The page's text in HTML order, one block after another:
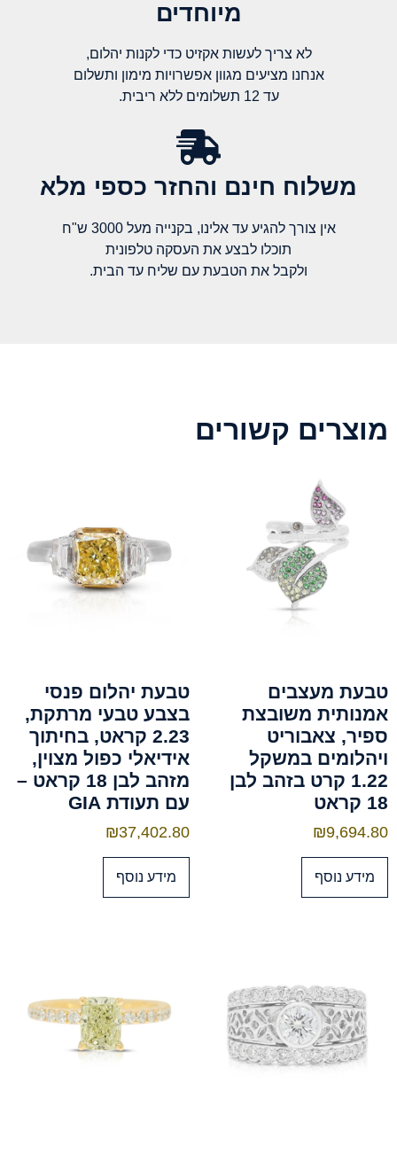
מיוחדים
לא צריך לעשות אקזיט כדי לקנות יהלום,
אנחנו מציעים מגוון אפשרויות מימון ותשלום
עד 12 תשלומים ללא ריבית.
משלוח חינם והחזר כספי מלא​
אין צורך להגיע עד אלינו, בקנייה מעל 3000 ש"ח
תוכלו לבצע את העסקה טלפונית
ולקבל את הטבעת עם שליח עד הבית.
מוצרים קשורים
טבעת מעצבים
אמנותית משובצת
ספיר, צאבוריט
ויהלומים במשקל
1.22 קרט בזהב לבן
18 קראט
₪9,694.80
מידע נוסף
טבעת יהלום פנסי
בצבע טבעי מרתקת,
2.23 קראט, בחיתוך
אידיאלי כפול מצוין,
מזהב לבן 18 קראט –
עם תעודת GIA
₪37,402.80
מידע נוסף